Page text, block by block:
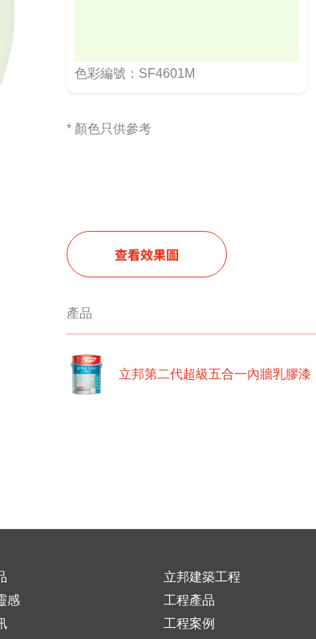
色彩編號：SF4601M
* 顏色只供參考
查看效果圖
產品
立邦第二代超級五合一內牆乳膠漆
感
立邦建築工程
工程產品
工程案例